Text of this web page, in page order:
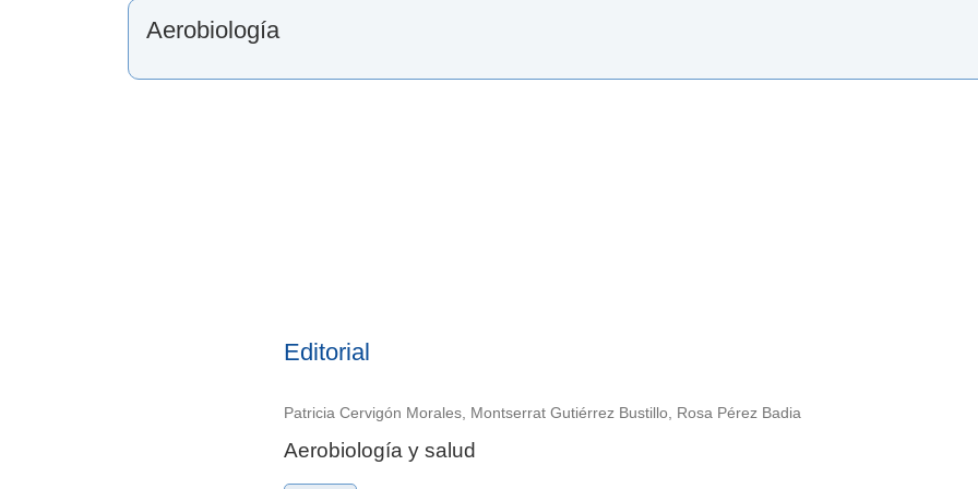
Aerobiología
Editorial
Patricia Cervigón Morales, Montserrat Gutiérrez Bustillo, Rosa Pérez Badia
Aerobiología y salud